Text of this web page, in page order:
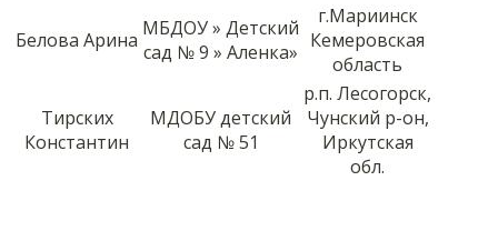
Белова Арина МБДОУ » Детский
сад № 9 » Аленка»
г.Мариинск
Кемеровская
область
Тирских
Константин
МДОБУ детский
сад № 51
р.п. Лесогорск,
Чунский р-он,
Иркутская
обл.